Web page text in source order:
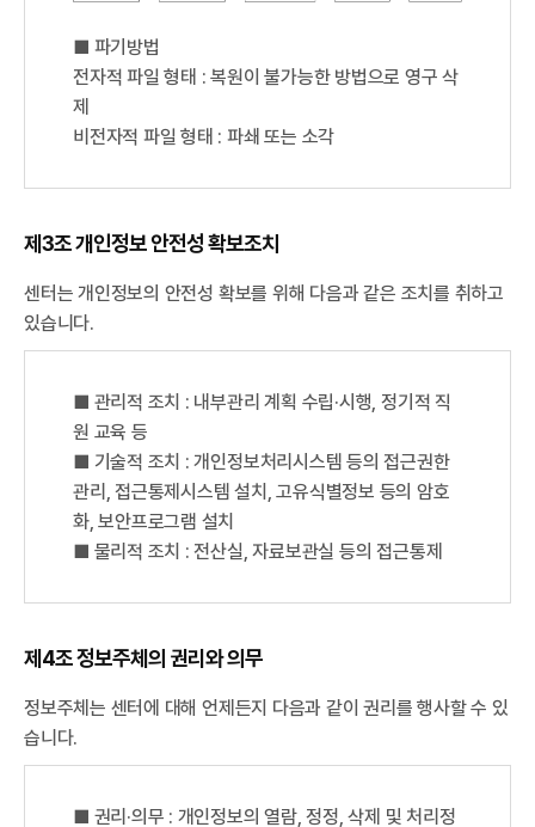
■ 파기방법
전자적 파일 형태 : 복원이 불가능한 방법으로 영구 삭
제
비전자적 파일 형태 : 파쇄 또는 소각
제3조 개인정보 안전성 확보조치
센터는 개인정보의 안전성 확보를 위해 다음과 같은 조치를 취하고
있습니다.
■ 관리적 조치 : 내부관리 계획 수립·시행, 정기적 직
원 교육 등
■ 기술적 조치 : 개인정보처리시스템 등의 접근권한
관리, 접근통제시스템 설치, 고유식별정보 등의 암호
화, 보안프로그램 설치
■ 물리적 조치 : 전산실, 자료보관실 등의 접근통제
제4조 정보주체의 권리와 의무
정보주체는 센터에 대해 언제든지 다음과 같이 권리를 행사할 수 있
습니다.
■ 권리·의무 : 개인정보의 열람, 정정, 삭제 및 처리정